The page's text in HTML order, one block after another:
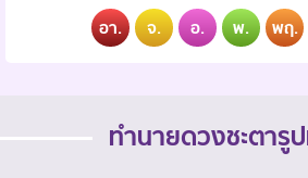
อา. จ. อ. พ. พฤ.
ทำนายดวงชะตารู